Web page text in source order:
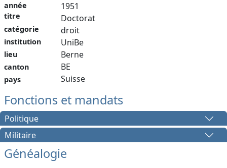
année
titre
catégorie
institution
lieu
canton
pays
1951
Doctorat
droit
UniBe
Berne
BE
Suisse
Fonctions et mandats
Politique
Militaire
Généalogie